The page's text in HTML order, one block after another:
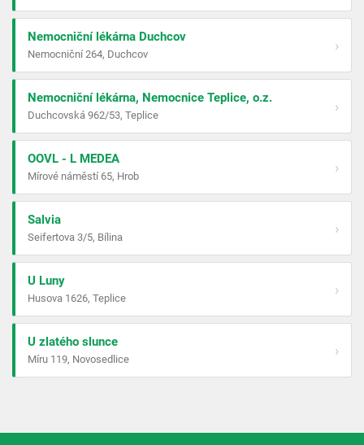
Nemocniční lékárna Duchcov
Nemocniční 264, Duchcov
›
Nemocniční lékárna, Nemocnice Teplice, o.z.
Duchcovská 962/53, Teplice
›
OOVL - L MEDEA
Mírové náměstí 65, Hrob
›
Salvia
Seifertova 3/5, Bílina
›
U Luny
Husova 1626, Teplice
›
U zlatého slunce
Míru 119, Novosedlice
›